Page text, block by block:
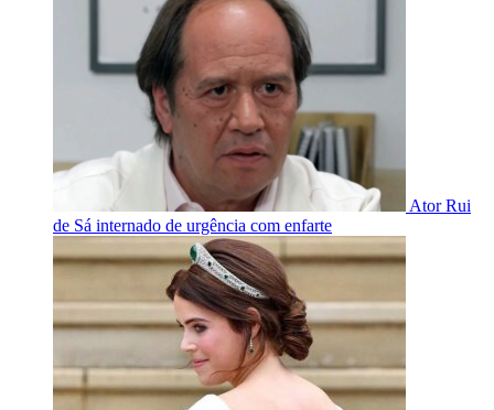
Ator Rui
de Sá internado de urgência com enfarte